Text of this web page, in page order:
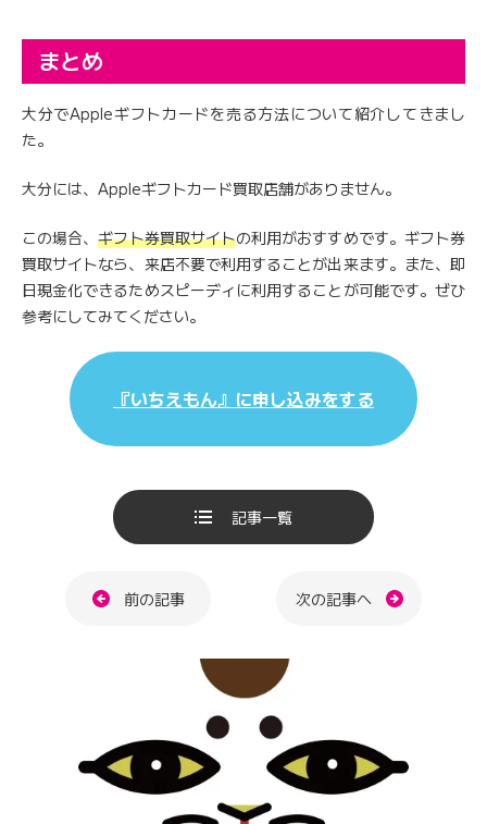
まとめ
大分でAppleギフトカードを売る方法について紹介してきまし
た。
大分には、Appleギフトカード買取店舗がありません。
この場合、ギフト券買取サイトの利用がおすすめです。ギフト券
買取サイトなら、来店不要で利用することが出来ます。また、即
日現金化できるためスピーディに利用することが可能です。ぜひ
参考にしてみてください。
『いちえもん』に申し込みをする
記事一覧
前の記事 次の記事へ